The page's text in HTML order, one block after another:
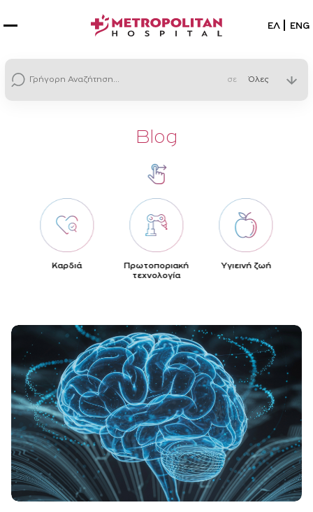
ΕΛ ENG
σε
Blog
Καρδιά
Πρωτοποριακή
τεχνολογία
Yγιεινή ζωή